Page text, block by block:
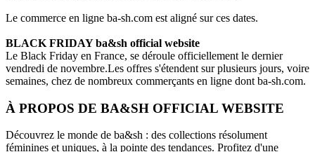
Le commerce en ligne ba-sh.com est aligné sur ces dates.
BLACK FRIDAYba&sh official website
Le Black Friday en France, se déroule officiellement le dernier
vendredi de novembre.Les offres s'étendent sur plusieurs jours, voire
semaines, chez de nombreux commerçants en ligne dont ba-sh.com.
À PROPOS DE BA&SH OFFICIAL WEBSITE
Découvrez le monde de ba&sh : des collections résolument
féminines et uniques, à la pointe des tendances. Profitez d'une